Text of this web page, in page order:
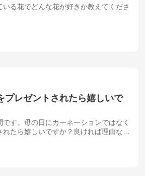
る花でどんな花が好きか教えてくださ
プレゼントされたら嬉しいで
す。母の日にカーネーションではなく
たら嬉しいですか？良ければ理由など
だけると嬉しいです。